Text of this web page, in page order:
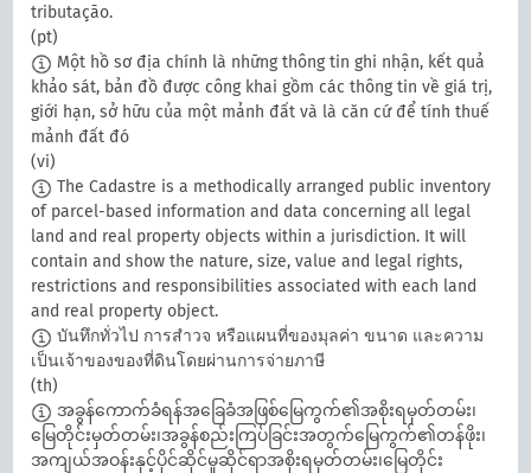
tributação.
(pt)
Một hồ sơ địa chính là những thông tin ghi nhận, kết quả
khảo sát, bản đồ được công khai gồm các thông tin về giá trị,
giới hạn, sở hữu của một mảnh đất và là căn cứ để tính thuế
mảnh đất đó
(vi)
The Cadastre is a methodically arranged public inventory
of parcel-based information and data concerning all legal
land and real property objects within a jurisdiction. It will
contain and show the nature, size, value and legal rights,
restrictions and responsibilities associated with each land
and real property object.
บันทึกทั่วไป การสำวจ หรือแผนที่ของมุลค่า ขนาด และความ
เป็นเจ้าของของที่ดินโดยผ่านการจ่ายภาษี
(th)
အခွန်ကောက်ခံရန်အခြေခံအဖြစ်မြေကွက်၏အစိုးရမှတ်တမ်း၊
မြေတိုင်းမှတ်တမ်း၊အခွန်စည်းကြပ်ခြင်းအတွက်မြေကွက်၏တန်ဖိုး၊
အကျယ်အဝန်းနှင့်ပိုင်ဆိုင်မှုဆိုင်ရာအစိုးရမှတ်တမ်း၊မြေတိုင်း